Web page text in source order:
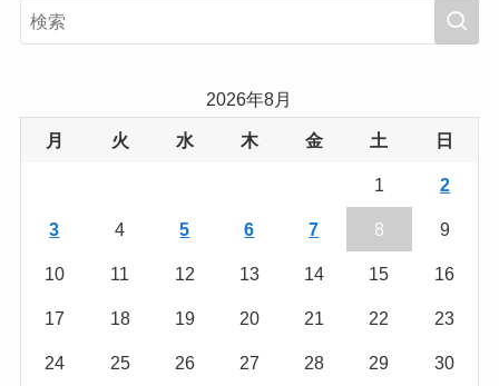
2026年8月
月 火 水 木 金 土 日
1 2
3 4 5 6 7 8 9
10 11 12 13 14 15 16
17 18 19 20 21 22 23
24 25 26 27 28 29 30